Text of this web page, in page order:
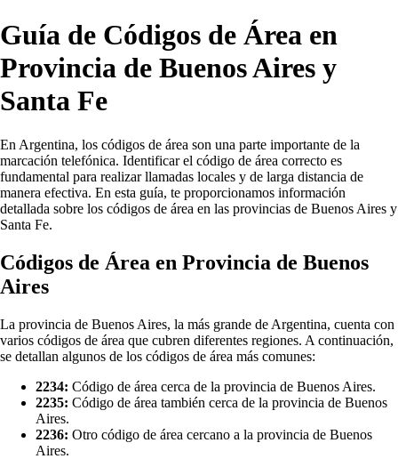
Guía de Códigos de Área en
Provincia de Buenos Aires y
Santa Fe
En Argentina, los códigos de área son una parte importante de la
marcación telefónica. Identificar el código de área correcto es
fundamental para realizar llamadas locales y de larga distancia de
manera efectiva. En esta guía, te proporcionamos información
detallada sobre los códigos de área en las provincias de Buenos Aires y
Santa Fe.
Códigos de Área en Provincia de Buenos
Aires
La provincia de Buenos Aires, la más grande de Argentina, cuenta con
varios códigos de área que cubren diferentes regiones. A continuación,
se detallan algunos de los códigos de área más comunes:
2234: Código de área cerca de la provincia de Buenos Aires.
2235: Código de área también cerca de la provincia de Buenos
Aires.
2236: Otro código de área cercano a la provincia de Buenos
Aires.